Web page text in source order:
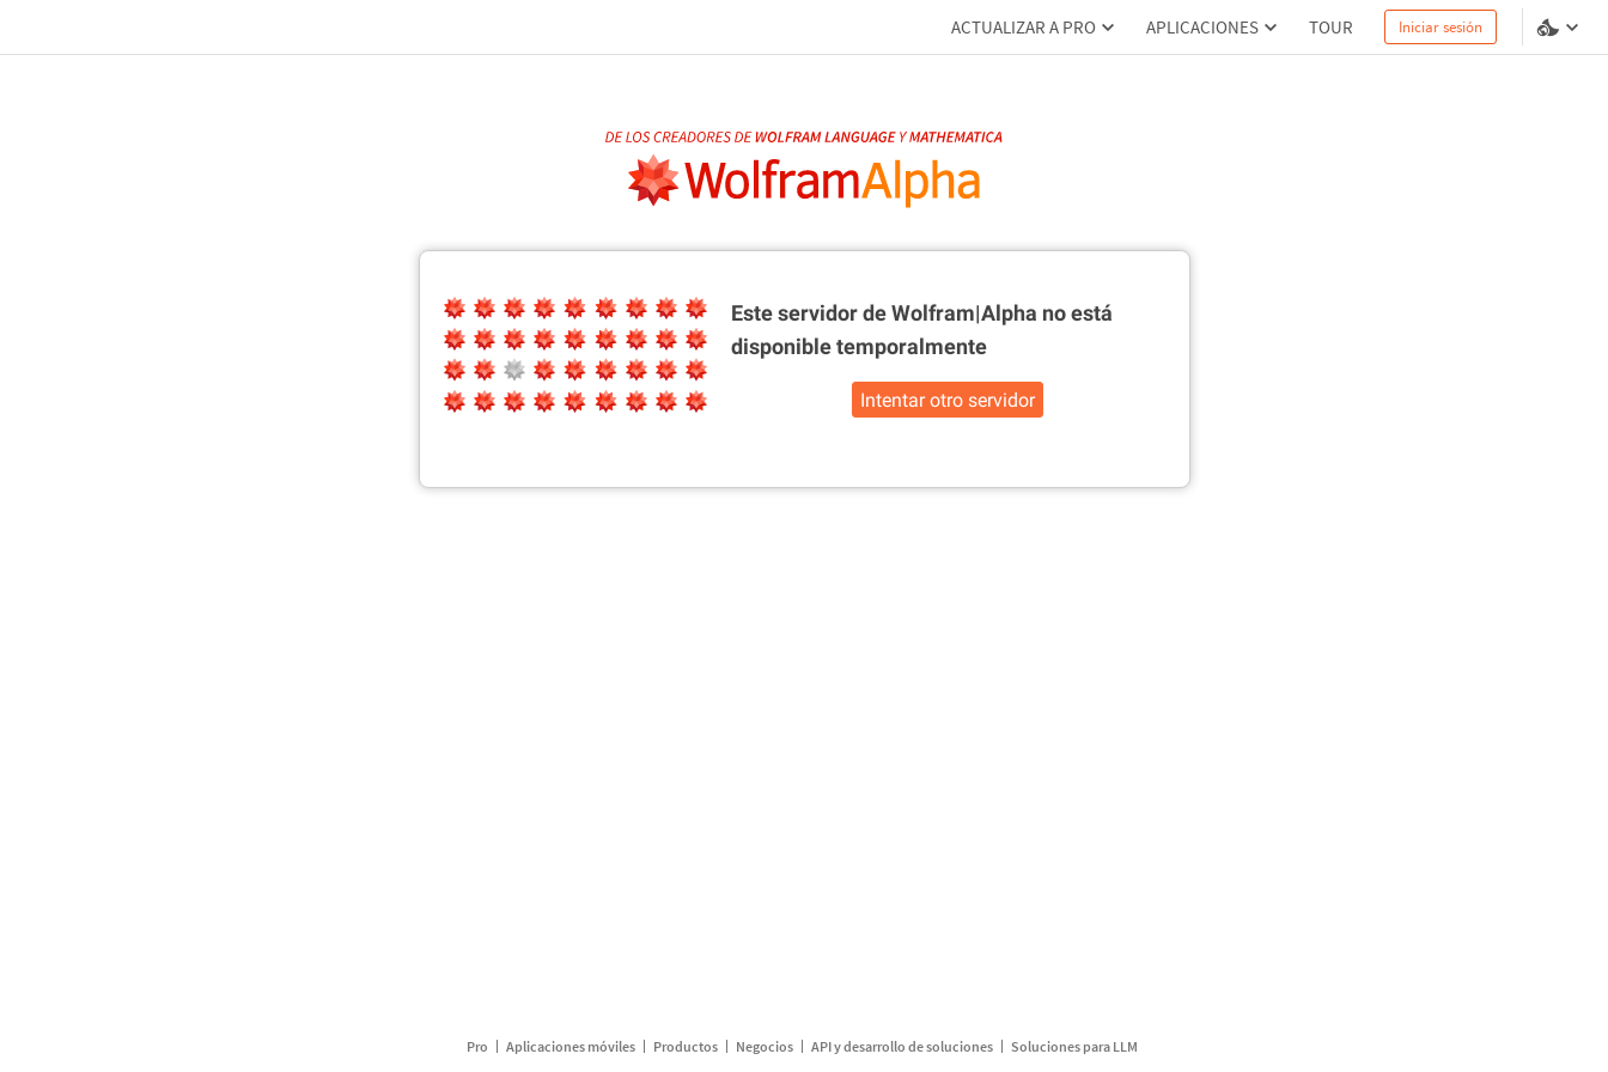
ACTUALIZAR A PRO APLICACIONES TOUR Iniciar sesión
Este servidor de Wolfram|Alpha no está
disponible temporalmente
Intentar otro servidor
Pro Aplicaciones móviles Productos Negocios API y desarrollo de soluciones Soluciones para LLM